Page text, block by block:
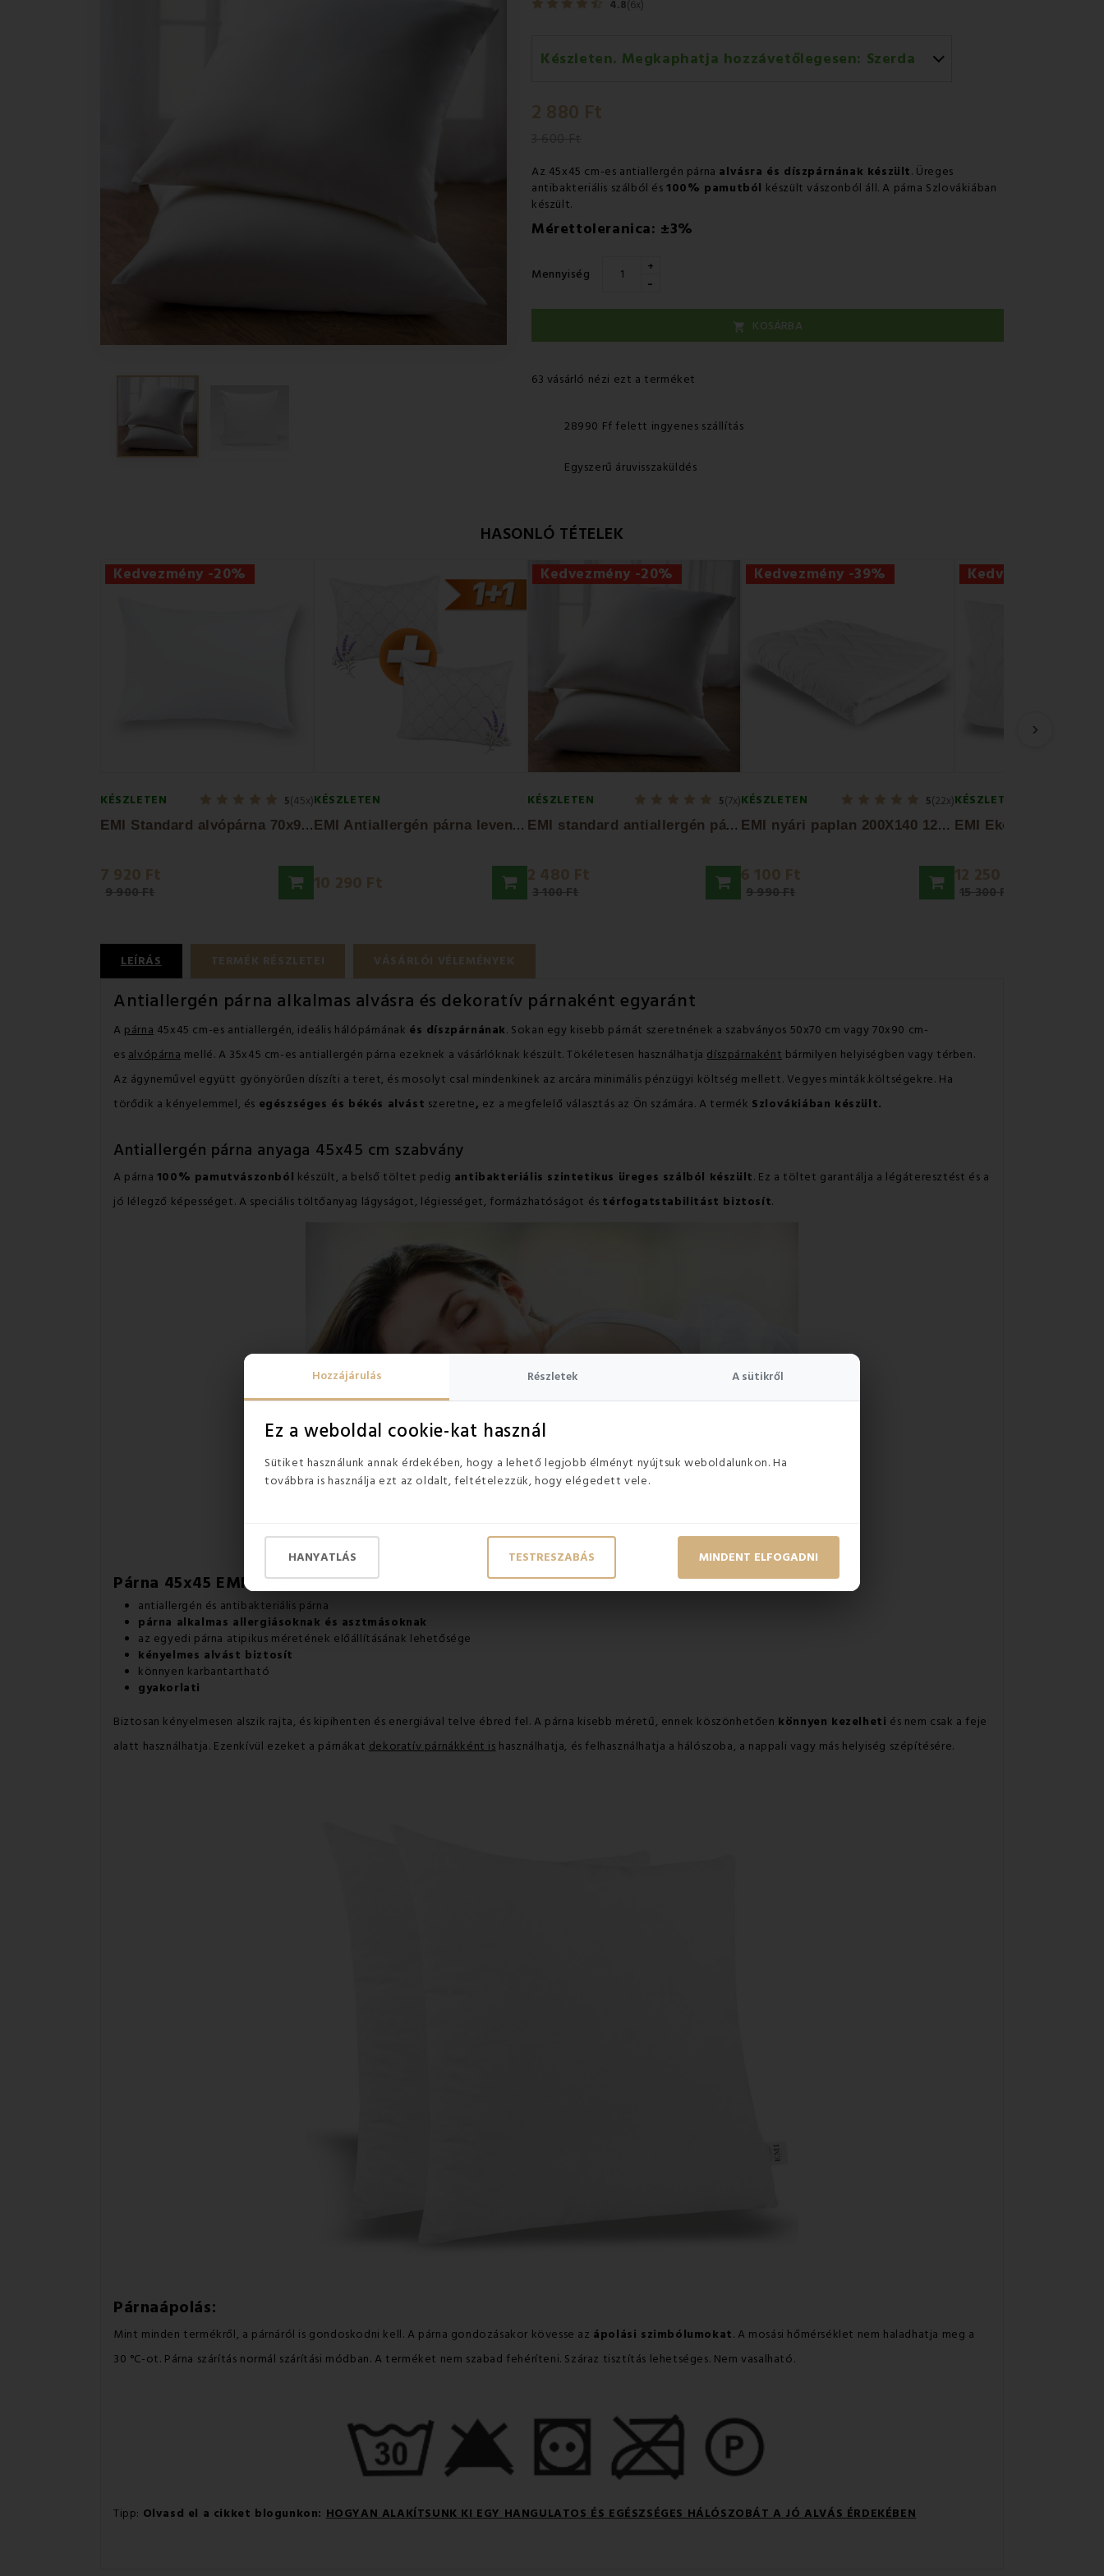
Hozzájárulás Részletek A sütikről
Ez a weboldal cookie-kat használ
Sütiket használunk annak érdekében, hogy a lehető legjobb élményt nyújtsuk weboldalunkon. Ha
továbbra is használja ezt az oldalt, feltételezzük, hogy elégedett vele.
HANYATLÁS TESTRESZABÁS MINDENT ELFOGADNI
4.8(6x)
Készleten. Megkaphatja hozzávetőlegesen: Szerda
Csütörtök 13.08
2 880 Ft
Az 45x45 cm-es antiallergén párna alvásra és díszpárnának készült. Üreges
antibakteriális szálból és100% pamutból készült vászonból áll. A párna Szlovákiában
készült.
Mérettoleranica: ±3%
Mennyiség +
-
 KOSÁRBA
63 vásárló nézi ezt a terméket
28990 Ff felett ingyenes szállítás
Egyszerű áruvisszaküldés
HASONLÓ TÉTELEK
Kedvezmény -20%
KÉSZLETEN 5(45x)
E
MI Standard alvópárna 70x90 cm
7 920 Ft
9 900 Ft
KÉSZLETEN
E
MI Antiallergén párna levendulás huzattal...
10 290 Ft
Kedvezmény -20%
KÉSZLETEN 5(7x)
E
MI standard antiallergén párna 40x40 cm
2 480 Ft
3 100 Ft
Kedvezmény -39%
KÉSZLETEN 5(22x)
E
MI nyári paplan 200X140 1200g
6 100 Ft
9 990 Ft
Kedvezmény -20%
KÉSZLETEN
12 250 Ft
15 300 Ft
›
LEÍRÁS TERMÉK RÉSZLETEI VÁSÁRLÓI VÉLEMÉNYEK
Antiallergén párna alkalmas alvásra és dekoratív párnaként egyaránt
A párna 45x45 cm-es antiallergén, ideális hálópárnának és díszpárnának. Sokan egy kisebb párnát szeretnének a szabványos 50x70 cm vagy 70x90 cm-
es alvópárna mellé. A 35x45 cm-es antiallergén párna ezeknek a vásárlóknak készült. Tökéletesen használhatjadíszpárnaként bármilyen helyiségben vagy térben.
Az ágyneművel együtt gyönyörűen díszíti a teret, és mosolyt csal mindenkinek az arcára minimális pénzügyi költség mellett. Vegyes minták.költségekre. Ha
törődik a kényelemmel, és egészséges és békés alvást szeretne, ez a megfelelő választás az Ön számára. A termék Szlovákiában készült.
Antiallergén párna anyaga 45x45 cm szabvány
A párna 100% pamutvászonból készült, a belső töltet pedig antibakteriális szintetikus üreges szálból készült. Ez a töltet garantálja a légáteresztést és a
jó lélegző képességet. A speciális töltőanyag lágyságot, légiességet, formázhatóságot és térfogatstabilitást biztosít.
Párna 45x45 EMI antiallergén szabvány és előnyei:
antiallergén és antibakteriális párna
párna alkalmas allergiásoknak és asztmásoknak
az egyedi párna atipikus méretének előállításának lehetősége
kényelmes alvást biztosít
könnyen karbantartható
gyakorlati
Biztosan kényelmesen alszik rajta, és kipihenten és energiával telve ébred fel. A párna kisebb méretű, ennek köszönhetően könnyen kezelheti és nem csak a feje
alatt használhatja. Ezenkívül ezeket a párnákat dekoratív párnákként ishasználhatja, és felhasználhatja a hálószoba, a nappali vagy más helyiség szépítésére.
Párnaápolás:
Mint minden termékről, a párnáról is gondoskodni kell. A párna gondozásakor kövesse az ápolási szimbólumokat. A mosási hőmérséklet nem haladhatja meg a
30 °C-ot. Párna szárítás normál szárítási módban. A terméket nem szabad fehéríteni. Száraz tisztítás lehetséges. Nem vasalható.
Tipp: Olvasd el a cikket blogunkon: HOGYAN ALAKÍTSUNK KI EGY HANGULATOS ÉS EGÉSZSÉGES HÁLÓSZOBÁT A JÓ ALVÁS ÉRDEKÉBEN